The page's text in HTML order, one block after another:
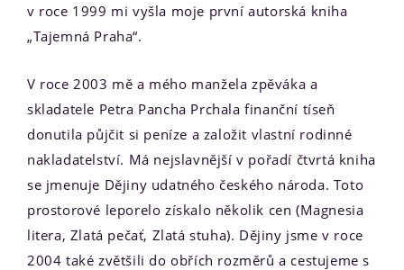
v roce 1999 mi vyšla moje první autorská kniha
„Tajemná Praha“.
V roce 2003 mě a mého manžela zpěváka a
skladatele Petra Pancha Prchala finanční tíseň
donutila půjčit si peníze a založit vlastní rodinné
nakladatelství. Má nejslavnější v pořadí čtvrtá kniha
se jmenuje Dějiny udatného českého národa. Toto
prostorové leporelo získalo několik cen (Magnesia
litera, Zlatá pečať, Zlatá stuha). Dějiny jsme v roce
2004 také zvětšili do obřích rozměrů a cestujeme s